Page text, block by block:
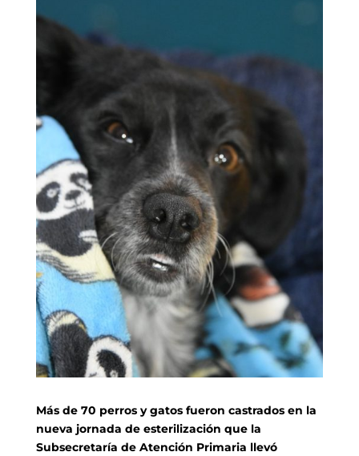
Más de 70 perros y gatos fueron castrados en la
nueva jornada de esterilización que la
Subsecretaría de Atención Primaria llevó